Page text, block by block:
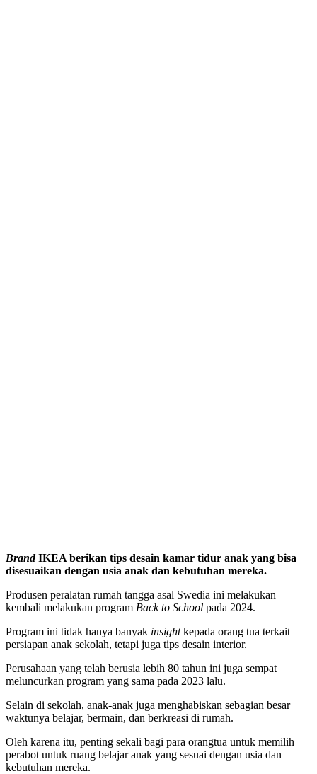
BrandIKEA berikan tips desain kamar tidur anak yang bisa
disesuaikan dengan usia anak dan kebutuhan mereka.
Produsen peralatan rumah tangga asal Swedia ini melakukan
kembali melakukan program Back to School pada 2024.
Program ini tidak hanya banyak insightkepada orang tua terkait
persiapan anak sekolah, tetapi juga tips desain interior.
Perusahaan yang telah berusia lebih 80 tahun ini juga sempat
meluncurkan program yang sama pada 2023 lalu.
Selain di sekolah, anak-anak juga menghabiskan sebagian besar
waktunya belajar, bermain, dan berkreasi di rumah.
Oleh karena itu, penting sekali bagi para orangtua untuk memilih
perabot untuk ruang belajar anak yang sesuai dengan usia dan
kebutuhan mereka.